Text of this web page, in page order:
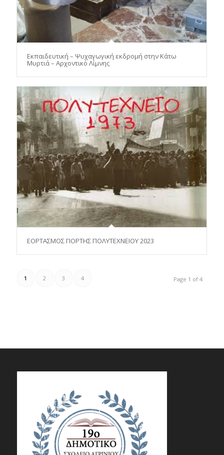
Εκπαιδευτική – Ψυχαγωγική εκδρομή στην Κάτω
Μυρτιά – Αρχοντικό Λίμνης
ΕΟΡΤΑΣΜΟΣ ΓΙΟΡΤΗΣ ΠΟΛΥΤΕΧΝΕΙΟΥ 2023
Page 1 of 4
1 2 3 4